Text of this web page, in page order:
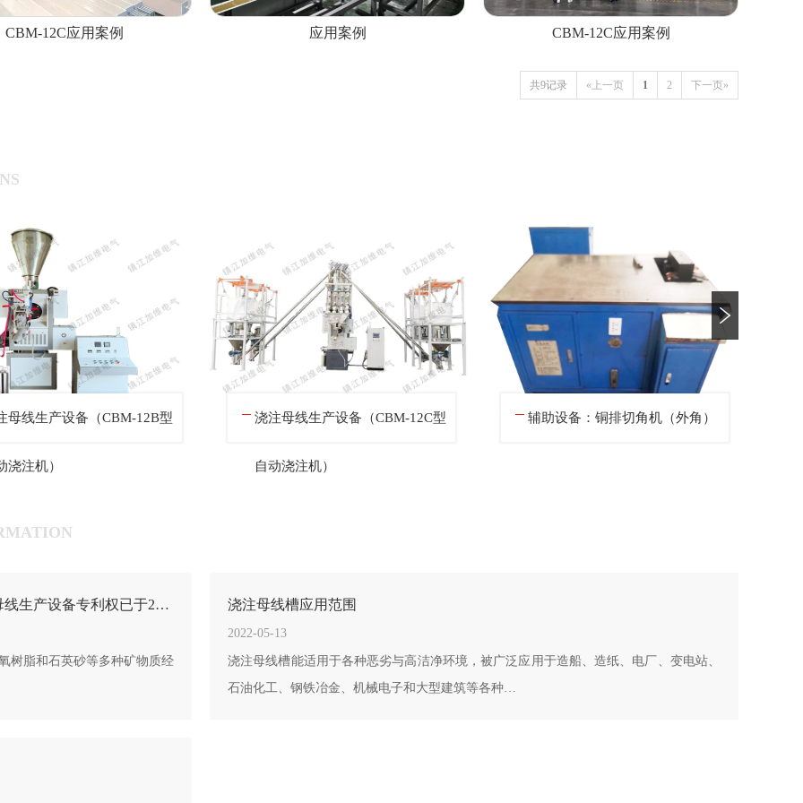
CBM-12C应用案例 应用案例 CBM-12C应用案例
共9记录 «上一页 1 2 下一页»
母线生产设备（CBM-12C型
浇注机）
辅助设备：铜排切角机（外角） 辅助设备：铜排切角机（内角）
镇江加维电气有限公司设计制造的CBM-12型浇注母线生产设备专利权已于2022年1月25日成功注册
树脂和石英砂等多种矿物质经
浇注母线槽应用范围
2022-05-13
浇注母线槽能适用于各种恶劣与高洁净环境，被广泛应用于造船、造纸、电厂、变电站、
石油化工、钢铁冶金、机械电子和大型建筑等各种…